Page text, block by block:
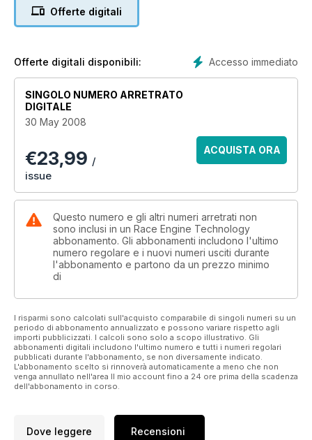
Offerte digitali
Accesso immediato
Offerte digitali disponibili:
SINGOLO NUMERO ARRETRATO
DIGITALE
30 May 2008
€23,99 /
issue
ACQUISTA ORA
Questo numero e gli altri numeri arretrati non
sono inclusi in un Race Engine Technology
abbonamento. Gli abbonamenti includono l'ultimo
numero regolare e i nuovi numeri usciti durante
l'abbonamento e partono da un prezzo minimo
di
I risparmi sono calcolati sull'acquisto comparabile di singoli numeri su un
periodo di abbonamento annualizzato e possono variare rispetto agli
importi pubblicizzati. I calcoli sono solo a scopo illustrativo. Gli
abbonamenti digitali includono l'ultimo numero e tutti i numeri regolari
pubblicati durante l'abbonamento, se non diversamente indicato.
L'abbonamento scelto si rinnoverà automaticamente a meno che non
venga annullato nell'area Il mio account fino a 24 ore prima della scadenza
dell'abbonamento in corso.
Dove leggere Recensioni